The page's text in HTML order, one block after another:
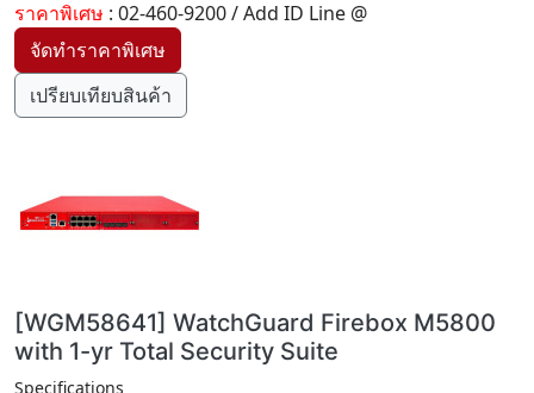
ราคาพิเศษ : 02-460-9200 / Add ID Line @
เปรียบเทียบสินค้า
[WGM58641] WatchGuard Firebox M5800
with 1-yr Total Security Suite
Specifications